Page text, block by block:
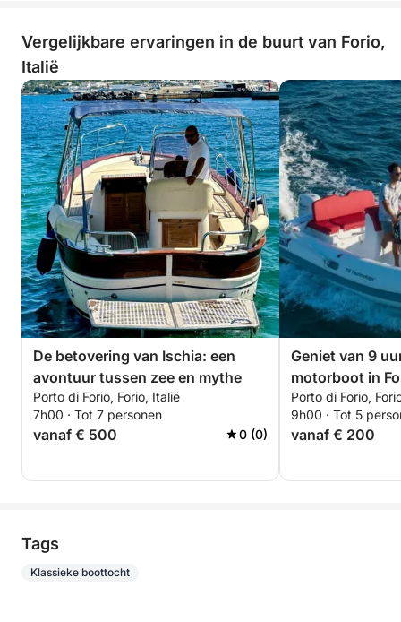
Vergelijkbare ervaringen in de buurt van Forio,
Italië
De betovering van Ischia: een
avontuur tussen zee en mythe
Porto di Forio, Forio, Italië
7h00 · Tot 7 personen
vanaf € 500 0 (0)
Geniet van 9
motorboot in
Porto di Forio,
9h00 · Tot 5
vanaf € 200
Tags
Klassieke boottocht